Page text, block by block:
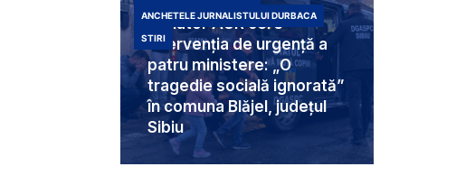
Senator AUR cere
intervenția de urgență a
patru ministere: „O
tragedie socială ignorată”
în comuna Blăjel, județul
Sibiu
ANCHETELE JURNALISTULUI DURBACA
STIRI